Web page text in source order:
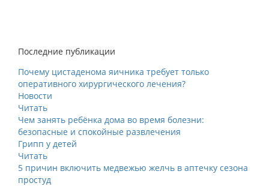
Последние публикации
Почему цистаденома яичника требует только
оперативного хирургического лечения?
Новости
Читать
Чем занять ребёнка дома во время болезни:
безопасные и спокойные развлечения
Грипп у детей
Читать
5 причин включить медвежью желчь в аптечку сезона
простуд